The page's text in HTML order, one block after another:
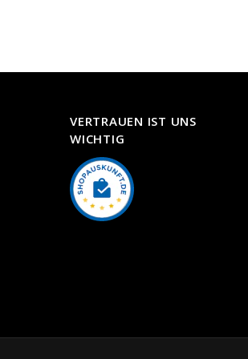
VERTRAUEN IST UNS
WICHTIG